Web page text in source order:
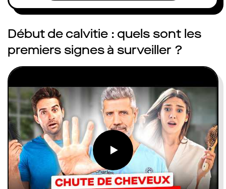
Début de calvitie : quels sont les
premiers signes à surveiller ?